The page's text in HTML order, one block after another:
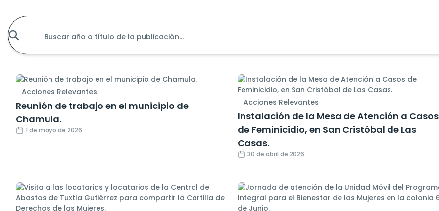
Acciones Relevantes
Reunión de trabajo en el municipio de
Chamula.
1 de mayo de 2026
Acciones Relevantes
Instalación de la Mesa de Atención a Casos
de Feminicidio, en San Cristóbal de Las
Casas.
30 de abril de 2026